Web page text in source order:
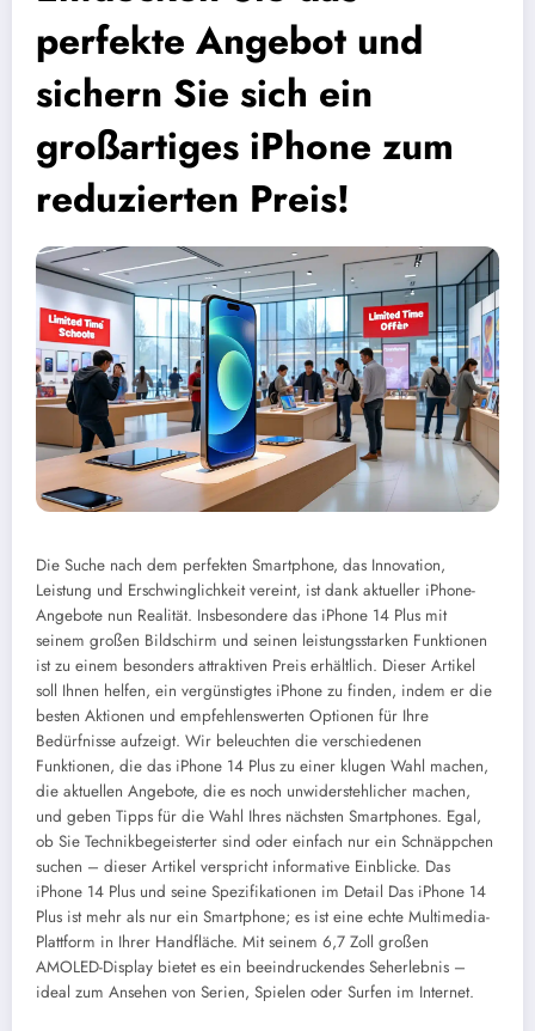
perfekte Angebot und
sichern Sie sich ein
großartiges iPhone zum
reduzierten Preis!
Die Suche nach dem perfekten Smartphone, das Innovation,
Leistung und Erschwinglichkeit vereint, ist dank aktueller iPhone-
Angebote nun Realität. Insbesondere das iPhone 14 Plus mit
seinem großen Bildschirm und seinen leistungsstarken Funktionen
ist zu einem besonders attraktiven Preis erhältlich. Dieser Artikel
soll Ihnen helfen, ein vergünstigtes iPhone zu finden, indem er die
besten Aktionen und empfehlenswerten Optionen für Ihre
Bedürfnisse aufzeigt. Wir beleuchten die verschiedenen
Funktionen, die das iPhone 14 Plus zu einer klugen Wahl machen,
die aktuellen Angebote, die es noch unwiderstehlicher machen,
und geben Tipps für die Wahl Ihres nächsten Smartphones. Egal,
ob Sie Technikbegeisterter sind oder einfach nur ein Schnäppchen
suchen – dieser Artikel verspricht informative Einblicke. Das
iPhone 14 Plus und seine Spezifikationen im Detail Das iPhone 14
Plus ist mehr als nur ein Smartphone; es ist eine echte Multimedia-
Plattform in Ihrer Handfläche. Mit seinem 6,7 Zoll großen
AMOLED-Display bietet es ein beeindruckendes Seherlebnis –
ideal zum Ansehen von Serien, Spielen oder Surfen im Internet.